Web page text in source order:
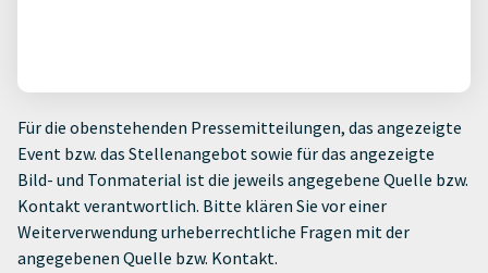
Für die obenstehenden Pressemitteilungen, das angezeigte
Event bzw. das Stellenangebot sowie für das angezeigte
Bild- und Tonmaterial ist die jeweils angegebene Quelle bzw.
Kontakt verantwortlich. Bitte klären Sie vor einer
Weiterverwendung urheberrechtliche Fragen mit der
angegebenen Quelle bzw. Kontakt.